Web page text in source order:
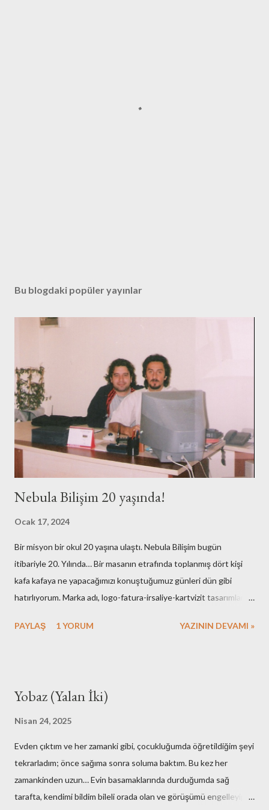
Bu blogdaki popüler yayınlar
Nebula Bilişim 20 yaşında!
Ocak 17, 2024
Bir misyon bir okul 20 yaşına ulaştı. Nebula Bilişim bugün
itibariyle 20. Yılında… Bir masanın etrafında toplanmış dört kişi
kafa kafaya ne yapacağımızı konuştuğumuz günleri dün gibi
hatırlıyorum. Marka adı, logo-fatura-irsaliye-kartvizit tasarımları,
gerekli resmi hazırlıklar. Neredeyse tüm işlemleri kendimiz yaptık.
taşıyışım ve aylarca onları kullandığımız hala hatırımda. Mesela
adam etmek için az çaba sarf etmedik. Mutfak gereçlerimizi temiz
tutmak için yaptıklarımızı kime anlatsam inanmaz! Aşağıdaki
fotoğraflar çalışma ortamımızın ilk fotoğrafları olabilir. Yok merak
etmeyin, bunları o eski günler ede...
PAYLAŞ 1 YORUM YAZININ DEVAMI »
Yobaz (Yalan İki)
Nisan 24, 2025
Evden çıktım ve her zamanki gibi, çocukluğumda öğretildiğim şeyi
tekrarladım; önce sağıma sonra soluma baktım. Bu kez her
zamankinden uzun… Evin basamaklarında durduğumda sağ
tarafta, kendimi bildim bileli orada olan ve görüşümü engelleyip,